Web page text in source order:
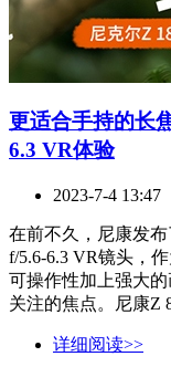
更适合手持的长
6.3 VR体验
2023-7-4 13:47
在前不久，尼康发布
f/5.6-6.3 VR镜头，
可操作性加上强大
关注的焦点。尼康Z
详细阅读>>